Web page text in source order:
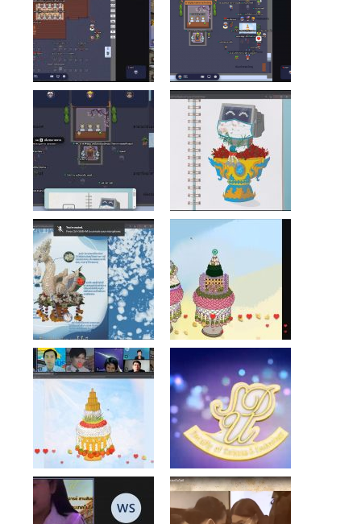
สวนดุสิต จังหวัดปราจีนบุรี
- โครงการส่งเสริมการปลูกกล้วยเล็บมือนางฯ
- ผลงาน/รางวัล
- SDU Zero Waste
- งานวิจัย/นวัตกรรม
ติดต่อเรา